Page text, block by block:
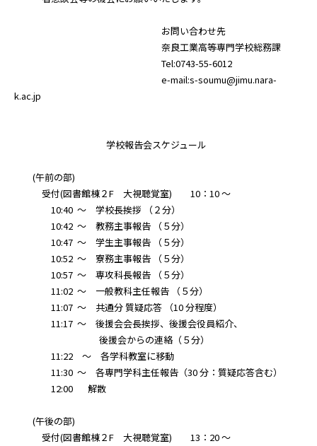
お問い合わせ先
奈良工業高等専門学校総務課
Tel:0743-55-6012
e-mail:s-soumu@jimu.nara-
k.ac.jp
学校報告会スケジュール
(午前の部)
受付(図書館棟２F 大視聴覚室) 10：10 ～
10:40 ～ 学校長挨拶 （２分）
10:42 ～ 教務主事報告 （５分）
10:47 ～ 学生主事報告 （５分）
10:52 ～ 寮務主事報告 （５分）
10:57 ～ 専攻科長報告 （５分）
11:02 ～ 一般教科主任報告 （５分）
11:07 ～ 共通分 質疑応答 （10 分程度）
11:17 ～ 後援会会長挨拶、後援会役員紹介、
後援会からの連絡（５分）
11:22 ～ 各学科教室に移動
11:30 ～ 各専門学科主任報告（30 分：質疑応答含む）
12:00 解散
(午後の部)
受付(図書館棟２F 大視聴覚室) 13：20 ～